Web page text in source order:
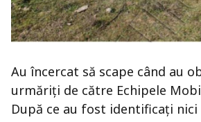
Au încercat să scape când au
urmăriți de către Echipele
După ce au fost identificați